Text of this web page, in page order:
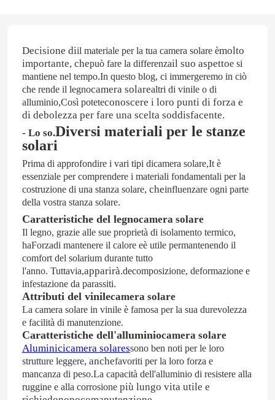
Decisione diil materiale per la tua camera solare èmolto
importante, chepuò fare la differenzail suo aspettoe si
mantiene nel tempo.In questo blog, ci immergeremo in ciò
che rende il legnocamera solarealtri di vinile o di
alluminio,Così poteteconoscere i loro punti di forza e
di debolezza per fare una scelta soddisfacente.
- Lo so.Diversi materiali per le stanze
solari
Prima di approfondire i vari tipi dicamera solare,It è
essenziale per comprendere i materiali fondamentali per la
costruzione di una stanza solare, cheinfluenzare ogni parte
della vostra stanza solare.
Caratteristiche del legnocamera solare
Il legno, grazie alle sue proprietà di isolamento termico,
haForzadi mantenere il calore eè utile permantenendo il
comfort del solarium durante tutto
l'anno. Tuttavia,apparirà.decomposizione, deformazione e
infestazione da parassiti.
Attributi del vinilecamera solare
La camera solare in vinile è famosa per la sua durevolezza
e facilità di manutenzione.
Caratteristiche dell'alluminiocamera solare
Aluminicicamera solaressono ben noti per le loro
strutture leggere, anchefavoriti per la loro forza e
mancanza di peso.La capacità dell'alluminio di resistere alla
ruggine e alla corrosione più lungo vita utile e